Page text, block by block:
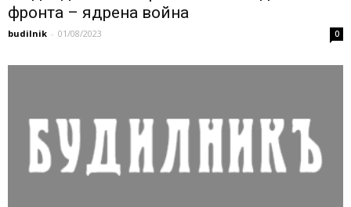
фронта – ядрена война
budilnik - 01/08/2023 0